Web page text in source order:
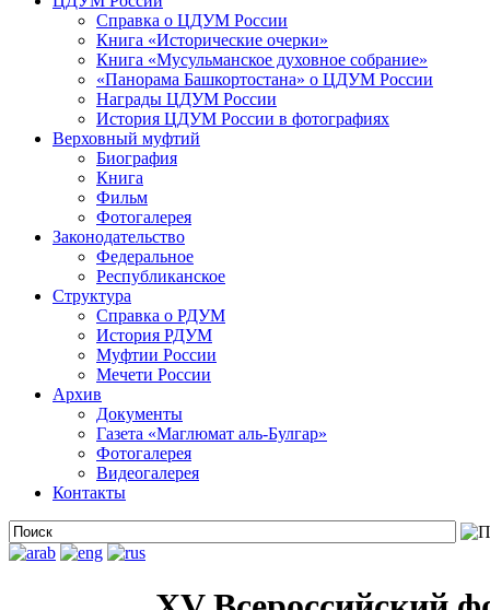
Справка о ЦДУМ России
Книга «Исторические очерки»
Книга «Мусульманское духовное собрание»
«Панорама Башкортостана» о ЦДУМ России
Награды ЦДУМ России
История ЦДУМ России в фотографиях
Верховный муфтий
Биография
Книга
Фильм
Фотогалерея
Законодательство
Федеральное
Республиканское
Структура
Справка о РДУМ
История РДУМ
Муфтии России
Мечети России
Архив
Документы
Газета «Маглюмат аль-Булгар»
Фотогалерея
Видеогалерея
Контакты